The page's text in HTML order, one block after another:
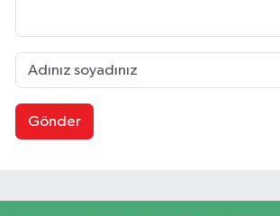
Gönder